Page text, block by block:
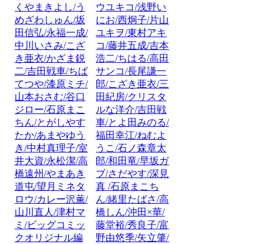
くやまきよし/う
めざわしゅん/坂
田信弘/永福一成/
中川いさみ/こざ
き亜衣/かざま鋭
二/吉田戦車/ちば
てつや/漆原ミチ/
山本おさむ/谷口
ジロー/石原まこ
ちん/とがしやす
たか/あまやゆう
き/中村真理子/室
井大資/永松潔/高
橋遠州/やまあき
道屯/望月ミネタ
ロウ/カレー沢薫/
山川直人/津村マ
ミ/ビッグコミッ
クオリジナル編
ウユキコ/浅野い
にお/西炯子/片山
ユキヲ/東村アキ
コ/藤井五成/吉本
浩二/ちはる/高田
サンコ/長尾謙一
郎/こざき亜衣/三
田紀房/クリスタ
ルな洋介/吉田戦
車/とよ田みのる/
福田幸江/ねむよ
うこ/石ノ森章太
郎/和田竜/早坂ガ
ブ/さだやす/深見
真 /石原まこち
ん/緒里たばさ/高
橋しん/沖田×華/
藤堂裕/秀良子/富
野由悠季/矢立肇/